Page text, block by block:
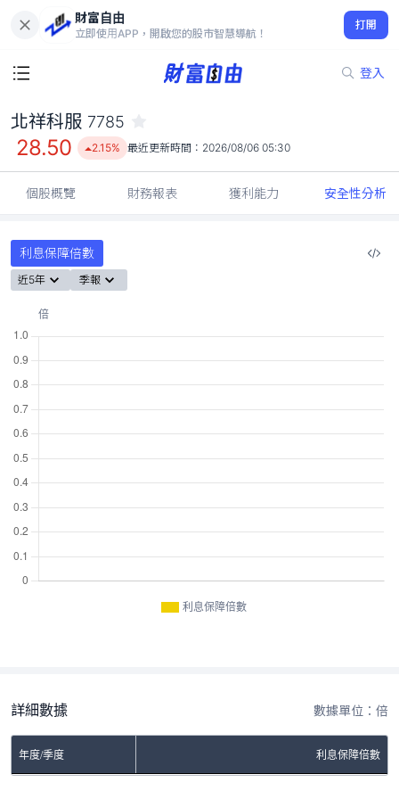
財富自由
立即使用APP，開啟您的股市智慧導航！
打開
登入
28.50
2.15%
北祥科服 7785
28.50 2.15% 最近更新時間： 2026/08/06 05:30
個股概覽 財務報表 獲利能力 安全性分析
利息保障倍數
近5年 季報
利息保障倍數
詳細數據 數據單位：倍
年度/季度 利息保障倍數